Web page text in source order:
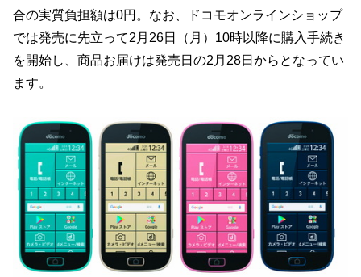
合の実質負担額は0円。なお、ドコモオンラインショップ
では発売に先立って2月26日（月）10時以降に購入手続き
を開始し、商品お届けは発売日の2月28日からとなってい
ます。